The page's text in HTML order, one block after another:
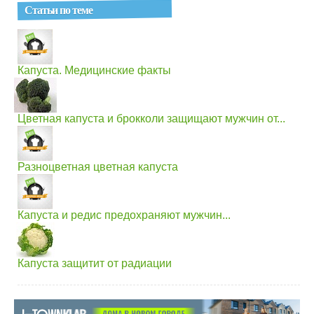
Статьи по теме
Капуста. Медицинские факты
Цветная капуста и брокколи защищают мужчин от...
Разноцветная цветная капуста
Капуста и редис предохраняют мужчин...
Капуста защитит от радиации